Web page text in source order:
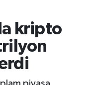
kripto
Fikstür